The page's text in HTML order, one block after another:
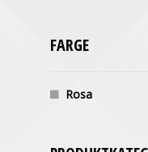
FARGE
Rosa